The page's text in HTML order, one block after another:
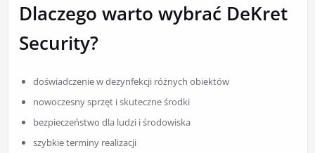
Dlaczego warto wybrać DeKret
Security?
doświadczenie w dezynfekcji różnych obiektów
nowoczesny sprzęt i skuteczne środki
bezpieczeństwo dla ludzi i środowiska
szybkie terminy realizacji